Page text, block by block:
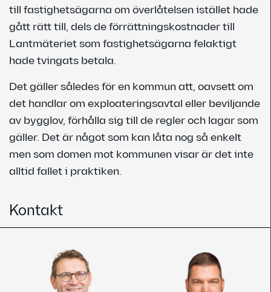
till fastighetsägarna om överlåtelsen istället hade
gått rätt till, dels de förrättningskostnader till
Lantmäteriet som fastighetsägarna felaktigt
hade tvingats betala.
Det gäller således för en kommun att, oavsett om
det handlar om exploateringsavtal eller beviljande
av bygglov, förhålla sig till de regler och lagar som
gäller. Det är något som kan låta nog så enkelt
men som domen mot kommunen visar är det inte
alltid fallet i praktiken.
Kontakt